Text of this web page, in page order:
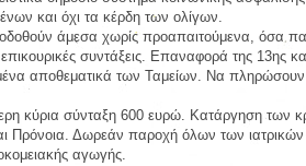
και όχι τα κέρδη των ολίγων.
άμεσα χωρίς προαπαιτούμενα, όσα
επικουρικές συντάξεις. Επαναφορά της 13ης
αποθεματικά των Ταμείων. Να πληρώσουν
κύρια σύνταξη 600 ευρώ. Κατάργηση των
Πρόνοια. Δωρεάν παροχή όλων των ιατρικών
αγωγής.